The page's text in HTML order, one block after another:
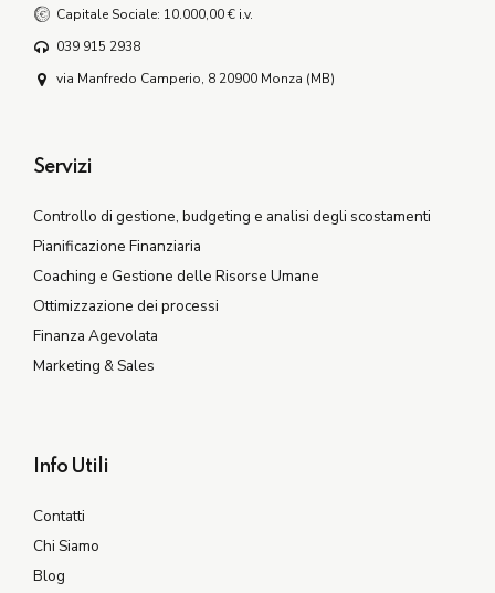
Capitale Sociale: 10.000,00 € i.v.
039 915 2938
via Manfredo Camperio, 8 20900 Monza (MB)
Servizi
Controllo di gestione, budgeting e analisi degli scostamenti
Pianificazione Finanziaria
Coaching e Gestione delle Risorse Umane
Ottimizzazione dei processi
Finanza Agevolata
Marketing & Sales
Info Utili
Contatti
Chi Siamo
Blog